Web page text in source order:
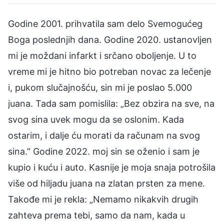
Godine 2001. prihvatila sam delo Svemogućeg
Boga poslednjih dana. Godine 2020. ustanovljen
mi je moždani infarkt i srčano oboljenje. U to
vreme mi je hitno bio potreban novac za lečenje
i, pukom slučajnošću, sin mi je poslao 5.000
juana. Tada sam pomislila: „Bez obzira na sve, na
svog sina uvek mogu da se oslonim. Kada
ostarim, i dalje ću morati da računam na svog
sina.” Godine 2022. moj sin se oženio i sam je
kupio i kuću i auto. Kasnije je moja snaja potrošila
više od hiljadu juana na zlatan prsten za mene.
Takođe mi je rekla: „Nemamo nikakvih drugih
zahteva prema tebi, samo da nam, kada u